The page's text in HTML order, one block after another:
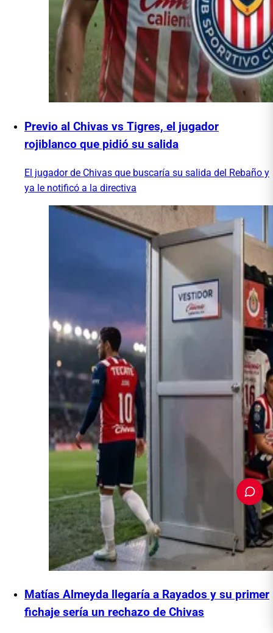
Previo al Chivas vs Tigres, el jugador
rojiblanco que pidió su salida
El jugador de Chivas que buscaría su salida del Rebaño y
ya le notificó a la directiva
Matías Almeyda llegaría a Rayados y su primer
fichaje sería un rechazo de Chivas
PUBLICIDAD